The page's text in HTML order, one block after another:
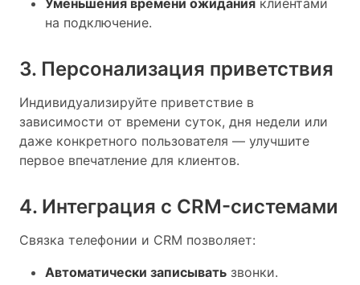
на подключение.
3. Персонализация приветствия
Индивидуализируйте приветствие в
зависимости от времени суток, дня недели или
даже конкретного пользователя — улучшите
первое впечатление для клиентов.
4. Интеграция с CRM-системами
Связка телефонии и CRM позволяет:
Автоматически записывать звонки.